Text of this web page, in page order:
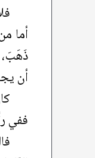
أما
أن
ففي